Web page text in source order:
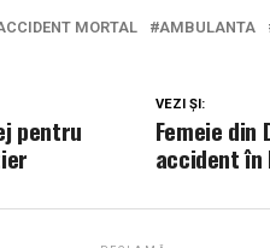
MORTAL AMBULANTA
VEZI ȘI:
Femeie
accident în
pentru